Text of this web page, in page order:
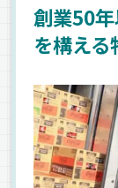
創業50
を構える